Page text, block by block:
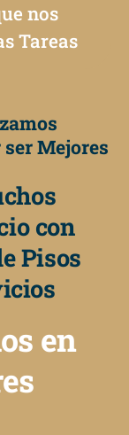
nos
Tareas
Mejores
con
Pisos
en